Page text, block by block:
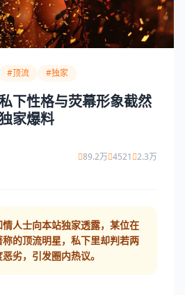
#顶流 #独家
下性格与荧幕形象截然
家爆料
89.2万 4521 2.3万
人士向本站独家透露，某位在
的顶流明星，私下里却判若两
劣，引发圈内热议。